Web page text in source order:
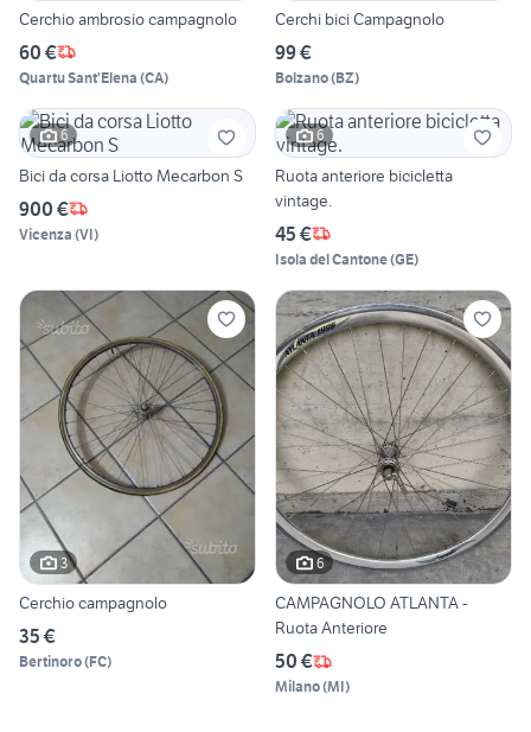
Cerchio ambrosio campagnolo
60 €
Quartu Sant'Elena (CA)
Cerchi bici Campagnolo
99 €
Bolzano(BZ)
6
Bici da corsa Liotto Mecarbon S
900 €
Vicenza (VI)
6
Ruota anteriore bicicletta
vintage.
45 €
Isola del Cantone(GE)
3
Cerchio campagnolo
35 €
Bertinoro(FC)
6
CAMPAGNOLO ATLANTA -
Ruota Anteriore
50 €
Milano(MI)